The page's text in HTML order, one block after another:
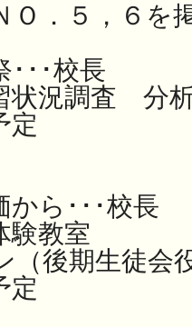
．５，６を
･･校長
状況調査 分
定
ら･･･校長
教室
後期生徒会
定